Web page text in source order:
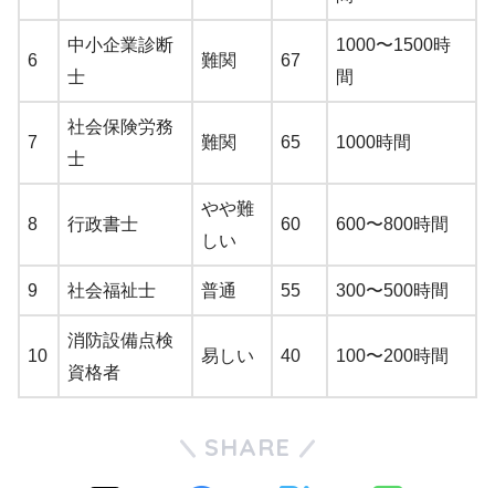
6
中小企業診断
士
難関 67
1000〜1500時
間
7
社会保険労務
士
難関 65 1000時間
8 行政書士
やや難
しい
60 600〜800時間
9 社会福祉士 普通 55 300〜500時間
10
消防設備点検
資格者
易しい 40 100〜200時間
SHARE